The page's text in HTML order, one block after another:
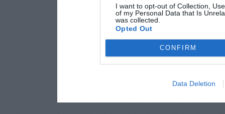
I want to opt-out of Collection,
of my Personal Data that Is
was collected.
Opted Out
CONFIRM
Data Deletion